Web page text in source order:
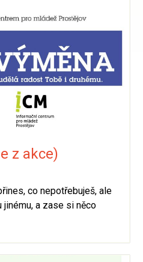
z akce)
co nepotřebuješ, ale
a zase si něco